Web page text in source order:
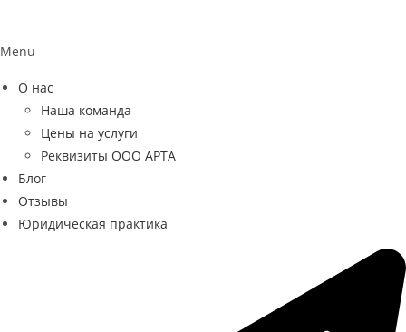
Menu
О нас
Наша команда
Цены на услуги
Реквизиты ООО АРТА
Блог
Отзывы
Юридическая практика